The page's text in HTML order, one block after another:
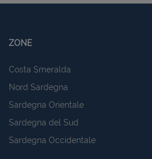
ZONE
Costa Smeralda
Nord Sardegna
Sardegna Orientale
Sardegna del Sud
Sardegna Occidentale